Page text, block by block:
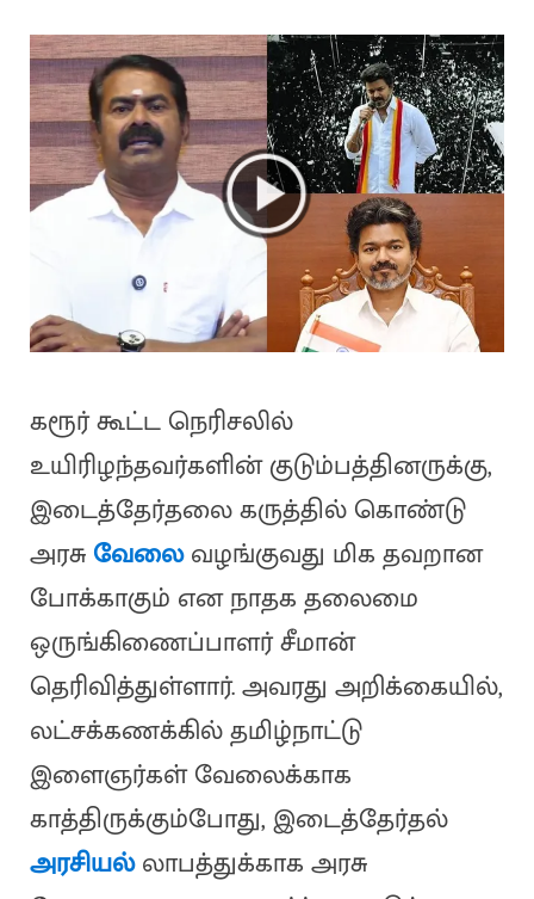
கரூர் கூட்ட நெரிசலில்
உயிரிழந்தவர்களின் குடும்பத்தினருக்கு,
இடைத்தேர்தலை கருத்தில் கொண்டு
அரசுவேலைவழங்குவது மிக தவறான
போக்காகும் என நாதக தலைமை
ஒருங்கிணைப்பாளர் சீமான்
தெரிவித்துள்ளார். அவரது அறிக்கையில்,
லட்சக்கணக்கில் தமிழ்நாட்டு
இளைஞர்கள் வேலைக்காக
காத்திருக்கும்போது, இடைத்தேர்தல்
அரசியல்லாபத்துக்காக அரசு